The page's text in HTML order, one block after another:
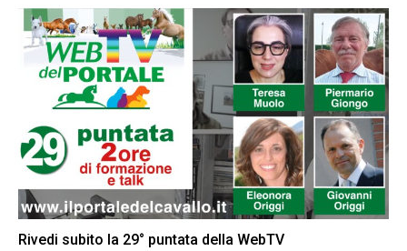
Rivedi subito la 29° puntata della WebTV